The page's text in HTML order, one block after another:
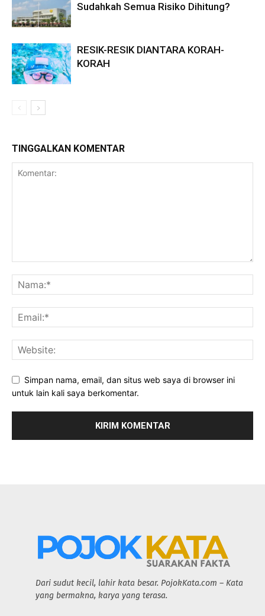
Sudahkah Semua Risiko Dihitung?
RESIK-RESIK DIANTARA KORAH-
KORAH
TINGGALKAN KOMENTAR
Simpan nama, email, dan situs web saya di browser ini
untuk lain kali saya berkomentar.
Dari sudut kecil, lahir kata besar. PojokKata.com – Kata
yang bermakna, karya yang terasa.